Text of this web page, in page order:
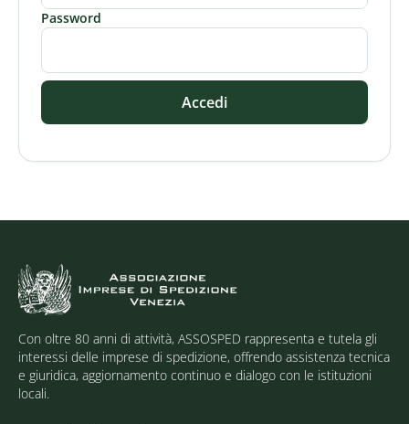
Password
Accedi
Con oltre 80 anni di attività, ASSOSPED rappresenta e tutela gli
interessi delle imprese di spedizione, offrendo assistenza tecnica
e giuridica, aggiornamento continuo e dialogo con le istituzioni
locali.